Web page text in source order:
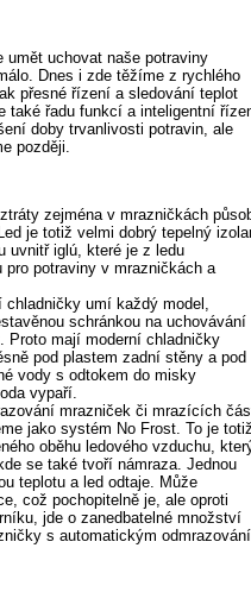
umět uchovat naše potraviny
Dnes i zde těžíme z rychlého
přesné řízení a sledování teplot
také řadu funkcí a inteligentní
doby trvanlivosti potravin, ale
později.
zejména v mrazničkách
je totiž velmi dobrý tepelný
uvnitř iglú, které je z ledu
potraviny v mrazničkách a
chladničky umí každý model,
schránkou na uchovávání
Proto mají moderní chladničky
pod plastem zadní stěny a pod
vody s odtokem do misky
vypaří.
mrazniček či mrazících
jako systém No Frost. To je totiž
oběhu ledového vzduchu,
se také tvoří námraza. Jednou
teplotu a led odtaje. Může
což pochopitelně je, ale oproti
jde o zanedbatelné množství
s automatickým